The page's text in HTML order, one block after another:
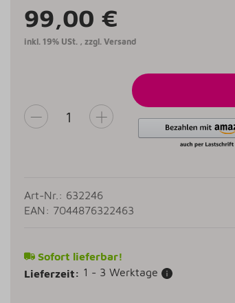
99,00 €
inkl. 19% USt. , zzgl. Versand
Art-Nr.: 632246
EAN: 7044876322463
Sofort lieferbar!
Lieferzeit: 1 - 3 Werktage